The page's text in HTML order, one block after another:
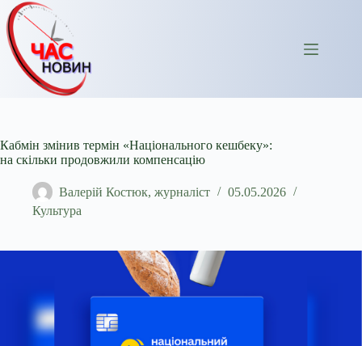
Перейти
до
вмісту
Кабмін змінив термін «Національного кешбеку»:
на скільки продовжили компенсацію
Валерій Костюк, журналіст
05.05.2026
Культура